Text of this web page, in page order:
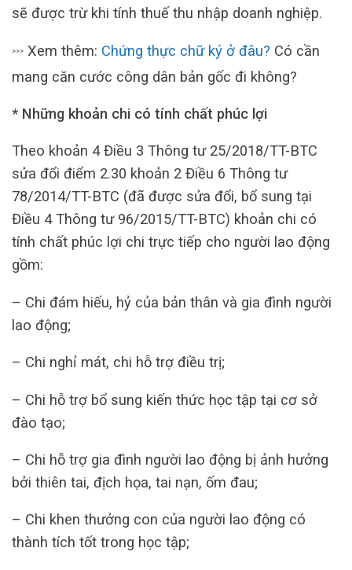
sẽ được trừ khi tính thuế thu nhập doanh nghiệp.
>>> Xem thêm: Chứng thực chữ ký ở đâu? Có cần
mang căn cước công dân bản gốc đi không?
* Những khoản chi có tính chất phúc lợi
Theo khoản 4 Điều 3 Thông tư 25/2018/TT-BTC
sửa đổi điểm 2.30 khoản 2 Điều 6 Thông tư
78/2014/TT-BTC (đã được sửa đổi, bổ sung tại
Điều 4 Thông tư 96/2015/TT-BTC) khoản chi có
tính chất phúc lợi chi trực tiếp cho người lao động
gồm:
– Chi đám hiếu, hỷ của bản thân và gia đình người
lao động;
– Chi nghỉ mát, chi hỗ trợ điều trị;
– Chi hỗ trợ bổ sung kiến thức học tập tại cơ sở
đào tạo;
– Chi hỗ trợ gia đình người lao động bị ảnh hưởng
bởi thiên tai, địch họa, tai nạn, ốm đau;
– Chi khen thưởng con của người lao động có
thành tích tốt trong học tập;